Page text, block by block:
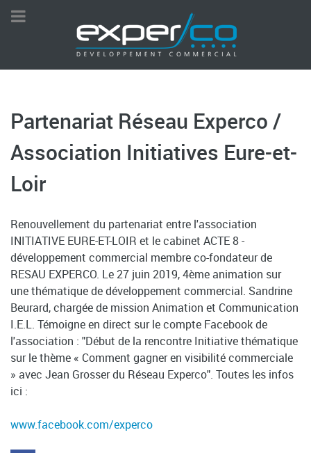
Partenariat Réseau Experco /
Association Initiatives Eure-et-
Loir
Renouvellement du partenariat entre l'association
INITIATIVE EURE-ET-LOIR et le cabinet ACTE 8 -
développement commercial membre co-fondateur de
RESAU EXPERCO. Le 27 juin 2019, 4ème animation sur
une thématique de développement commercial. Sandrine
Beurard, chargée de mission Animation et Communication
I.E.L. Témoigne en direct sur le compte Facebook de
l'association : "Début de la rencontre Initiative thématique
sur le thème « Comment gagner en visibilité commerciale
» avec Jean Grosser du Réseau Experco". Toutes les infos
ici :
www.facebook.com/experco